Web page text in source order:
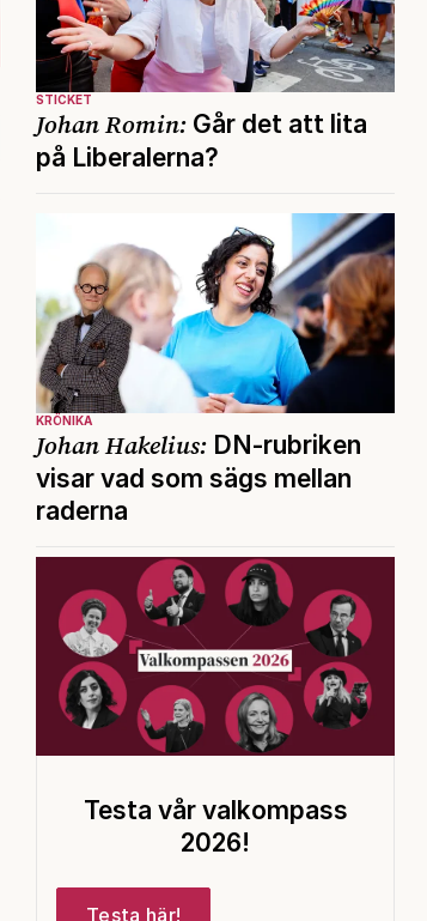
STICKET
Johan Romin: Går det att lita
på Liberalerna?
KRÖNIKA
Johan Hakelius: DN-rubriken
visar vad som sägs mellan
raderna
Testa vår valkompass
2026!
Testa här!